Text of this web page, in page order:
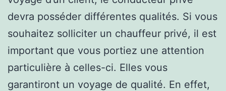
devra posséder différentes qualités. Si vous
souhaitez solliciter un chauffeur privé, il est
important que vous portiez une attention
particulière à celles-ci. Elles vous
garantiront un voyage de qualité. En effet,